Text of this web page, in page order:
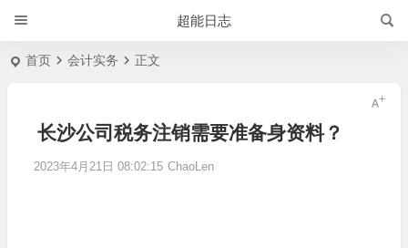
超能日志
首页 会计实务 正文
长沙公司税务注销需要准备身资料？
2023年4月21日 08:02:15 ChaoLen